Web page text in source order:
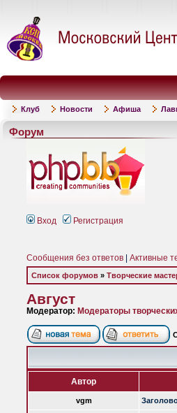
Клуб Новости Афиша
Форум
Вход Регистрация
Сообщения без ответов Активные
Список форумов » Творческие
Август
Модератор: Модераторы
Автор
vgm